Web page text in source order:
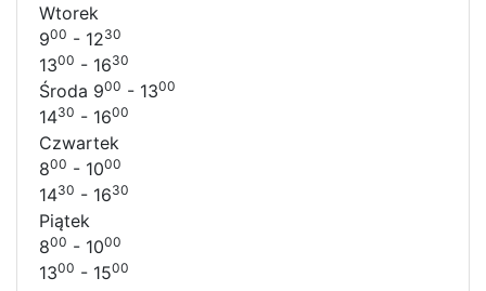
Wtorek
900 - 1230
1300 - 1630
Środa 900 - 1300
1430 - 1600
Czwartek
800 - 1000
1430 - 1630
Piątek
800 - 1000
1300 - 1500